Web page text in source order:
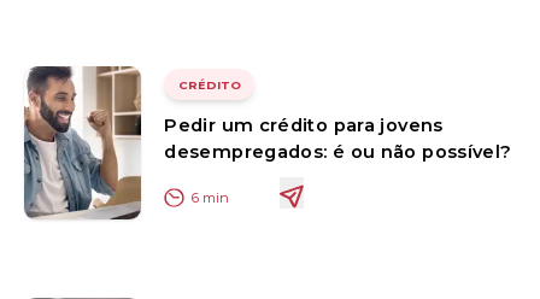
CRÉDITO
Pedir um crédito para jovens
desempregados: é ou não possível?
6 min